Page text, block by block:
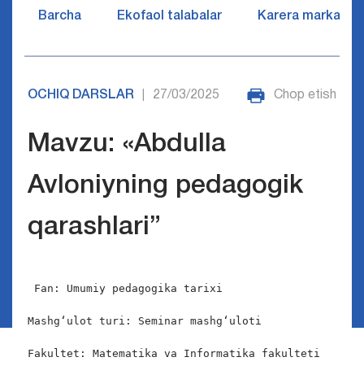
Barcha Ekofaol talabalar Karera markazi
OCHIQ DARSLAR 27/03/2025 Chop etish
Mavzu: «Abdulla
Avloniyning pedagogik
qarashlari”
Fan: Umumiy pedagogika tarixi
Mashgʻulot turi: Seminar mashgʻuloti
Fakultet: Matematika va Informatika fakulteti